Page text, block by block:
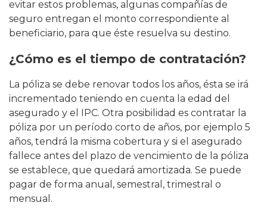
evitar estos problemas, algunas compañías de
seguro entregan el monto correspondiente al
beneficiario, para que éste resuelva su destino.
¿Cómo es el tiempo de contratación?
La póliza se debe renovar todos los años, ésta se irá
incrementado teniendo en cuenta la edad del
asegurado y el IPC. Otra posibilidad es contratar la
póliza por un período corto de años, por ejemplo 5
años, tendrá la misma cobertura y si el asegurado
fallece antes del plazo de vencimiento de la póliza
se establece, que quedará amortizada. Se puede
pagar de forma anual, semestral, trimestral o
mensual.